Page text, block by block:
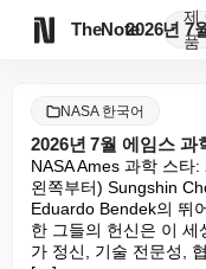
TheNote
제
품
2026년 7
NASA 한국어
2026년 7월 에임스 과
NASA Ames 과학 스타
왼쪽부터) Sungshin
Eduardo Bendek의 뛰
한 그들의 헌신은 이 세
가 정신, 기술 전문성,